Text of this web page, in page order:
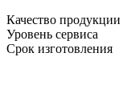
Качество продукции
Уровень сервиса
Срок изготовления